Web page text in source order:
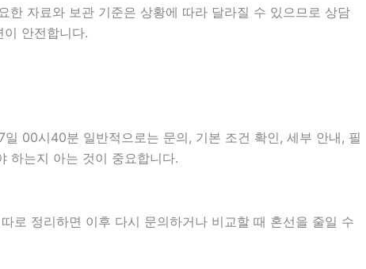
한 자료와 보관 기준은 상황에 따라 달라질 수 있으므로 상담
안전합니다.
00시40분 일반적으로는 문의, 기본 조건 확인, 세부 안내, 필
하는지 아는 것이 중요합니다.
로 정리하면 이후 다시 문의하거나 비교할 때 혼선을 줄일 수